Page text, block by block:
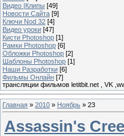
Видео |Клипы [49]
Новости Сайта [9]
Ключи Nod 32 [4]
Видео уроки [47]
Кисти Photoshop [1]
Рамки Photoshop [6]
Обложки Photoshop [2]
Шаблоны Photoshop [1]
Наши Разработки [6]
Фильмы Онлайн [7]
трансляции фильмов letitbit.net , VK
Главная » 2010 » Ноябрь » 23
Assassin's